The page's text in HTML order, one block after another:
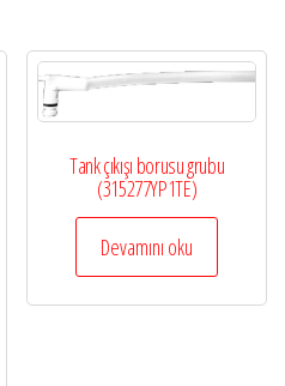
Tank çıkışı borusu grubu
(315277YP1TE)
Devamını oku